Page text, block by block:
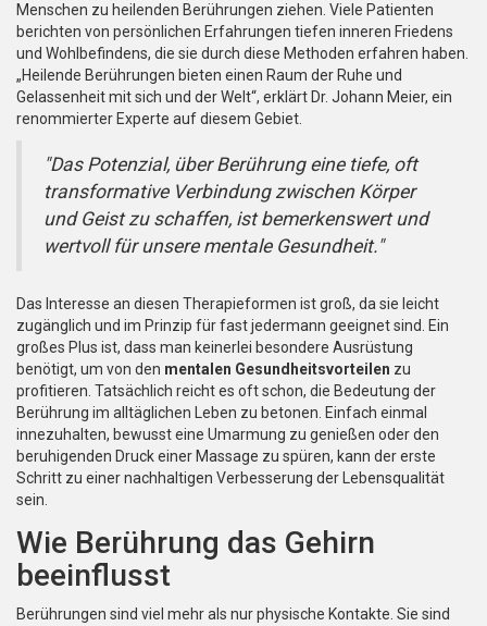
Menschen zu heilenden Berührungen ziehen. Viele Patienten
berichten von persönlichen Erfahrungen tiefen inneren Friedens
und Wohlbefindens, die sie durch diese Methoden erfahren haben.
„Heilende Berührungen bieten einen Raum der Ruhe und
Gelassenheit mit sich und der Welt“, erklärt Dr. Johann Meier, ein
renommierter Experte auf diesem Gebiet.
"Das Potenzial, über Berührung eine tiefe, oft
transformative Verbindung zwischen Körper
und Geist zu schaffen, ist bemerkenswert und
wertvoll für unsere mentale Gesundheit."
Das Interesse an diesen Therapieformen ist groß, da sie leicht
zugänglich und im Prinzip für fast jedermann geeignet sind. Ein
großes Plus ist, dass man keinerlei besondere Ausrüstung
benötigt, um von den mentalen Gesundheitsvorteilen zu
profitieren. Tatsächlich reicht es oft schon, die Bedeutung der
Berührung im alltäglichen Leben zu betonen. Einfach einmal
innezuhalten, bewusst eine Umarmung zu genießen oder den
beruhigenden Druck einer Massage zu spüren, kann der erste
Schritt zu einer nachhaltigen Verbesserung der Lebensqualität
sein.
Wie Berührung das Gehirn
beeinflusst
Berührungen sind viel mehr als nur physische Kontakte. Sie sind